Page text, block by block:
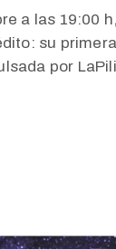
a las 19:00
su
por